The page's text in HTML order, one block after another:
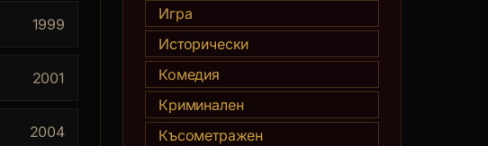
1999
2001
2004
Игра
Исторически
Комедия
Криминален
Късометражен